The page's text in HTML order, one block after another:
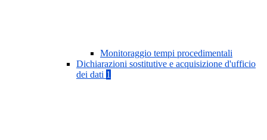
Monitoraggio tempi procedimentali
Dichiarazioni sostitutive e acquisizione d'ufficio
dei dati 1